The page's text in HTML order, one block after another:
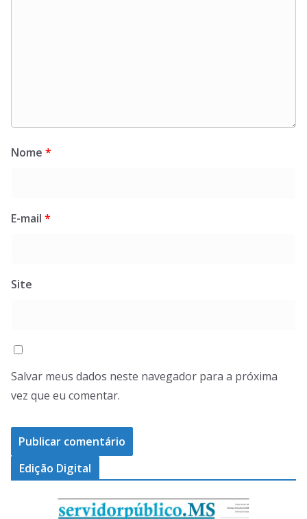
Nome *
E-mail *
Site
Salvar meus dados neste navegador para a próxima
vez que eu comentar.
Edição Digital